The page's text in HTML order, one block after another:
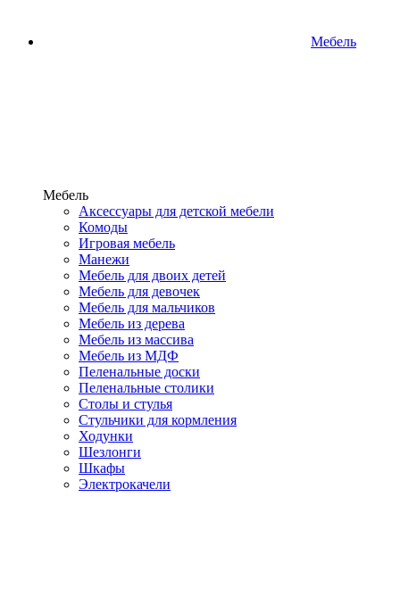
Мебель
Мебель
Аксессуары для детской мебели
Комоды
Игровая мебель
Манежи
Мебель для двоих детей
Мебель для девочек
Мебель для мальчиков
Мебель из дерева
Мебель из массива
Мебель из МДФ
Пеленальные доски
Пеленальные столики
Столы и стулья
Стульчики для кормления
Ходунки
Шезлонги
Шкафы
Электрокачели